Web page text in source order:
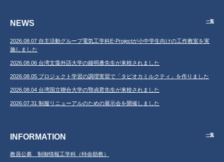
NEWS 一覧
2026.08.07 自主活動グループ電気工学科E-Projectが小中学生向けの工作教室を実
施しました
2026.08.06 台湾文藻外語大学の鐘明彥先生が来校されました
2026.08.05 プロジェクト学習の調理実習で「タピオカミルクティ」を作りました
2026.08.04 台湾国立聯合大学の鄂貞君先生が来校されました
2026.07.31 制服リニューアルのための展示会を開催しました
INFORMATION 一覧
教員公募 制御情報工学科（特命助教）